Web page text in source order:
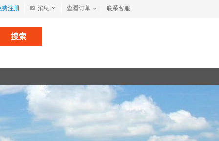
费注册 消息 查看订单 联系客服
搜索